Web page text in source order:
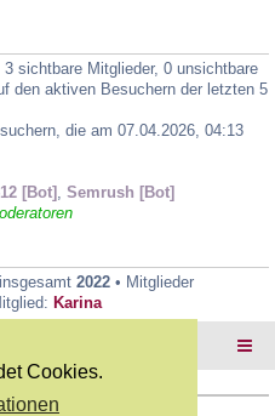
Cookies.
sichtbare Mitglieder, 0 unsichtbare
den aktiven Besuchern der letzten 5
die am 07.04.2026, 04:13
[Bot] , Semrush [Bot]
2022 • Mitglieder
Karina